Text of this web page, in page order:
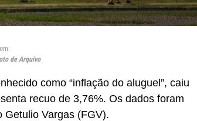
de Arquivo
como “inflação do aluguel”, caiu
recuo de 3,76%. Os dados foram
Getulio Vargas (FGV).